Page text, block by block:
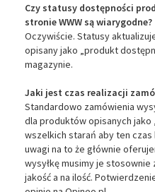
Czy statusy dostępności
stronie WWW są wiarygodne?
Oczywiście. Statusy
opisany jako „produkt
magazynie.
Jaki jest czas realizacji
Standardowo zamówienia
dla produktów opisanych jako
wszelkich starań aby ten czas
uwagi na to że głównie
wysyłkę musimy je stosownie
jakość a na ilość.